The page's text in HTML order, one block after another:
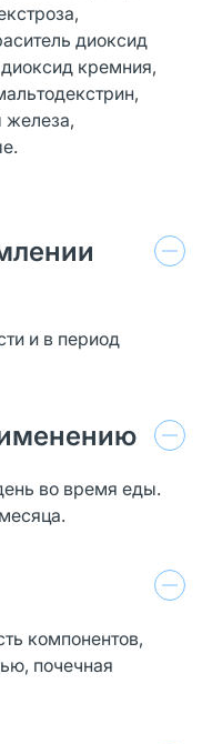
диоксид
кремния,
железа,
и в период
во время еды.
компонентов,
почечная